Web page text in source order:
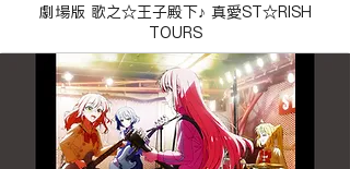
劇場版 歌之☆王子殿下♪ 真愛ST☆RISH
TOURS